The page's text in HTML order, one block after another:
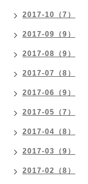
2017-10（7）
2017-09（9）
2017-08（9）
2017-07（8）
2017-06（9）
2017-05（7）
2017-04（8）
2017-03（9）
2017-02（8）